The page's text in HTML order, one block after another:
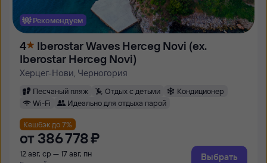
Рекомендуем
4
Iberostar Waves Herceg Novi (ex.
Iberostar Herceg Novi)
Херцег-Нови, Черногория
Песчаный пляж Отдых с детьми
Кондиционер
Wi-Fi
Идеально для отдыха парой
Кешбэк до 7%
от 386 ⁠778 ⁠₽
12 авг, ср — 17 авг, пн
Выбрать